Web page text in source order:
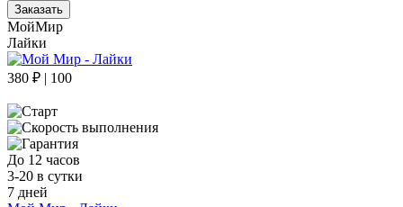
Заказать
МойМир
Лайки
380 ₽ | 100
До 12 часов
3-20 в сутки
7 дней